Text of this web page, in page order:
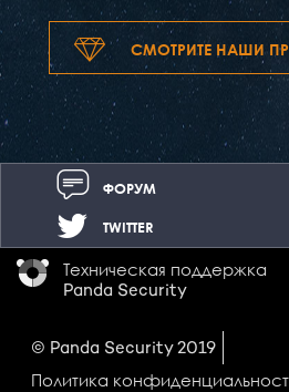
СМОТРИТЕ НАШИ
TWITTER
ФОРУМ
Техническая поддержка
Panda Security
© Panda Security 2019
Политика